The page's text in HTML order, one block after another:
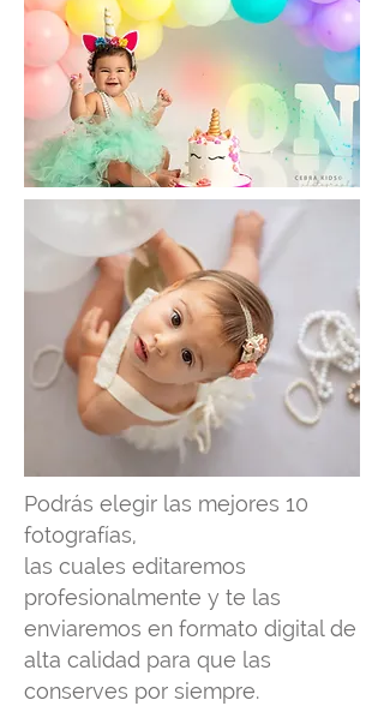
Podrás elegir las mejores 10
fotografías,
las cuales editaremos
profesionalmente y te las
enviaremos en formato digital de
alta calidad para que las
conserves por siempre.